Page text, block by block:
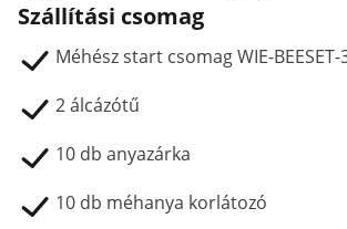
Szállítási csomag
Méhész start csomag WIE-BEESET-
2 álcázótű
10 db anyazárka
10 db méhanya korlátozó